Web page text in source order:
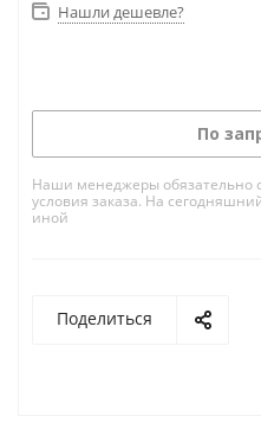
Нашли дешевле?
По
Наши менеджеры обязательно
условия заказа. На
иной
Поделиться